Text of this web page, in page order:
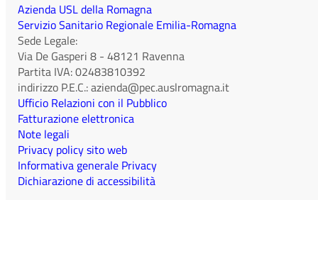
Azienda USL della Romagna
Servizio Sanitario Regionale Emilia-Romagna
Sede Legale:
Via De Gasperi 8 - 48121 Ravenna
Partita IVA:02483810392
indirizzo P.E.C.:azienda@pec.auslromagna.it
Ufficio Relazioni con il Pubblico
Fatturazione elettronica
Note legali
Privacy policy sito web
Informativa generale Privacy
Dichiarazione di accessibilità